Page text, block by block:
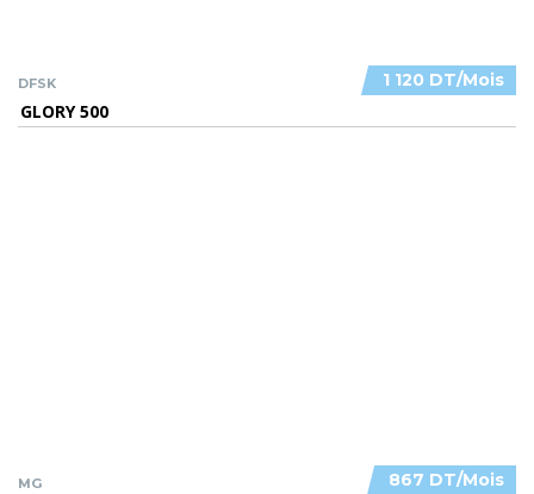
1 120 DT/Mois
DFSK
GLORY 500
867 DT/Mois
MG